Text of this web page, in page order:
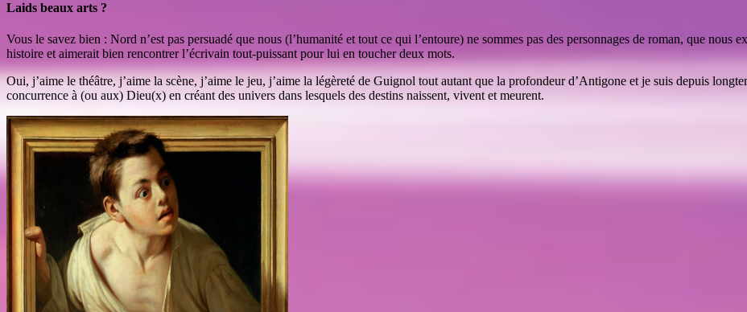
Laids beaux arts ?
Vous le savez bien : Nord n’est pas persuadé que nous (l’humanité et tout ce qui l’entoure) ne sommes pas des personnages de roman, que
histoire et aimerait bien rencontrer l’écrivain tout-puissant pour lui en toucher deux mots.
Oui, j’aime le théâtre, j’aime la scène, j’aime le jeu, j’aime la légèreté de Guignol tout autant que la profondeur d’Antigone et je suis depuis
concurrence à (ou aux) Dieu(x) en créant des univers dans lesquels des destins naissent, vivent et meurent.